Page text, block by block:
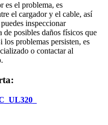
es el problema, es
el cargador y el cable, así
inspeccionar
de posibles daños físicos que
problemas persisten, es
o contactar al